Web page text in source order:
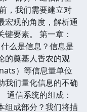
，我们需要建立对
宏观的角度，解析通
要素。 第一章：
么是信息？信息是
的奠基人香农的观
）等信息量单位
我们量化信息的不确
通信系统的组成：
组成部分？我们将描